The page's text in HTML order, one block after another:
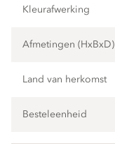
Kleurafwerking
Afmetingen (HxBxD)
Land van herkomst
Besteleenheid